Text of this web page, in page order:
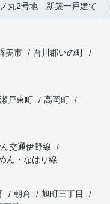
ノ丸2号地 新築一戸建て
美市
吾川郡いの町
瀬戸東町
高岡町
交通伊野線
ん・なはり線
朝倉
旭町三丁目